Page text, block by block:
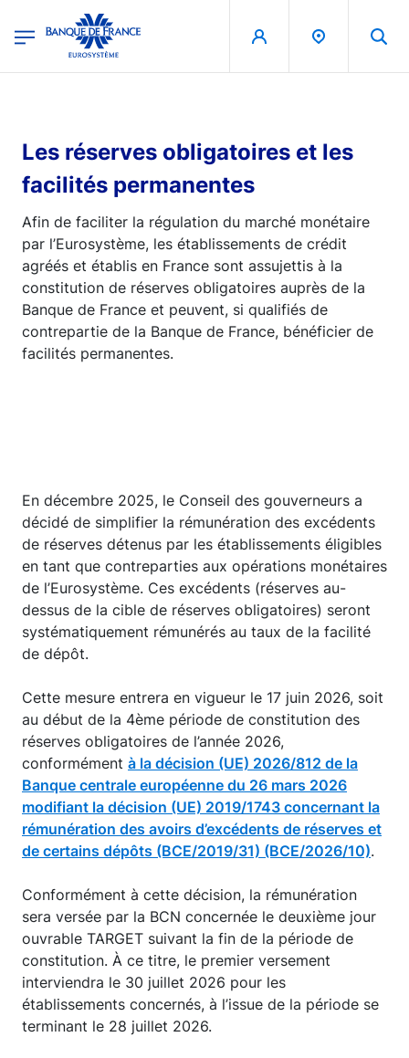
Banque de France - Menu Principal
Les réserves obligatoires et les
facilités permanentes
Afin de faciliter la régulation du marché monétaire
par l’Eurosystème, les établissements de crédit
agréés et établis en France sont assujettis à la
constitution de réserves obligatoires auprès de la
Banque de France et peuvent, si qualifiés de
contrepartie de la Banque de France, bénéficier de
facilités permanentes.
En décembre 2025, le Conseil des gouverneurs a
décidé de simplifier la rémunération des excédents
de réserves détenus par les établissements éligibles
en tant que contreparties aux opérations monétaires
de l’Eurosystème. Ces excédents (réserves au-
dessus de la cible de réserves obligatoires) seront
systématiquement rémunérés au taux de la facilité
de dépôt.
Cette mesure entrera en vigueur le 17 juin 2026, soit
au début de la 4ème période de constitution des
réserves obligatoires de l’année 2026,
conformément à la décision (UE) 2026/812 de la
Banque centrale européenne du 26 mars 2026
modifiant la décision (UE) 2019/1743 concernant la
rémunération des avoirs d’excédents de réserves et
de certains dépôts (BCE/2019/31) (BCE/2026/10).
Conformément à cette décision, la rémunération
sera versée par la BCN concernée le deuxième jour
ouvrable TARGET suivant la fin de la période de
constitution. À ce titre, le premier versement
interviendra le 30 juillet 2026 pour les
établissements concernés, à l’issue de la période se
terminant le 28 juillet 2026.